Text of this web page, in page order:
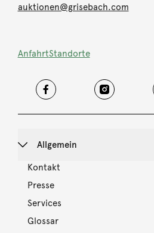
auktionen@grisebach.com
AnfahrtStandorte
Allgemein
Kontakt
Presse
Services
Glossar